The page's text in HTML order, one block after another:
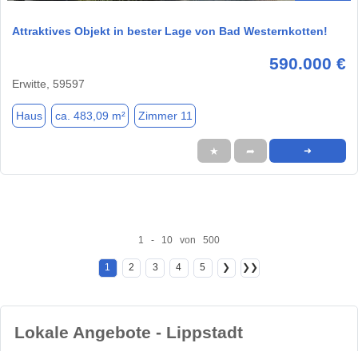
Attraktives Objekt in bester Lage von Bad Westernkotten!
590.000 €
Erwitte, 59597
Haus ca. 483,09 m² Zimmer 11
★ ➦ ➜
1 - 10 von 500
1 2 3 4 5 ❯ ❯❯
Lokale Angebote - Lippstadt